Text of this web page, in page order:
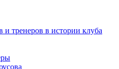
и тренеров в истории клуба